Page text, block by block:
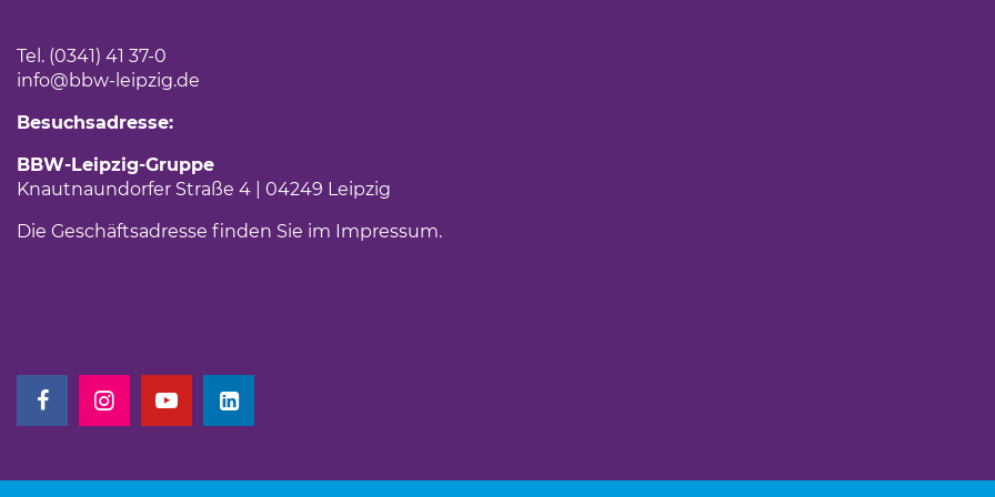
Tel. (0341) 41 37-0
info@bbw-leipzig.de
Besuchsadresse:
BBW-Leipzig-Gruppe
Knautnaundorfer Straße 4 | 04249 Leipzig
Die Geschäftsadresse finden Sie im Impressum.
(Link öffnet einen neuen Tab)
(Link öffnet einen neuen Tab)
(Link öffnet einen neuen Tab)
(Link öffnet einen neuen Tab)